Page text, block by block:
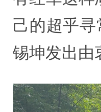
己的超乎
锡坤发出由